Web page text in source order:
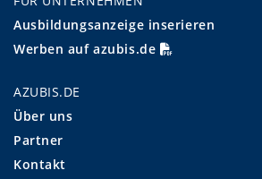
Ausbildungsanzeige inserieren
Werben auf azubis.de
AZUBIS.DE
Über uns
Partner
Kontakt